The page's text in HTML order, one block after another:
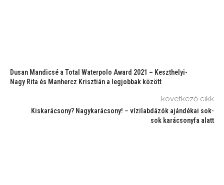
Dusan Mandicsé a Total Waterpolo Award 2021 – Keszthelyi-
Nagy Rita és Manhercz Krisztián a legjobbak között
következő cikk
Kiskarácsony? Nagykarácsony! – vízilabdázók ajándékai sok-
sok karácsonyfa alatt